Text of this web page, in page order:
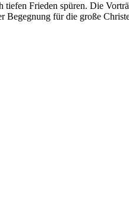
Frieden spüren. Die
Begegnung für die große